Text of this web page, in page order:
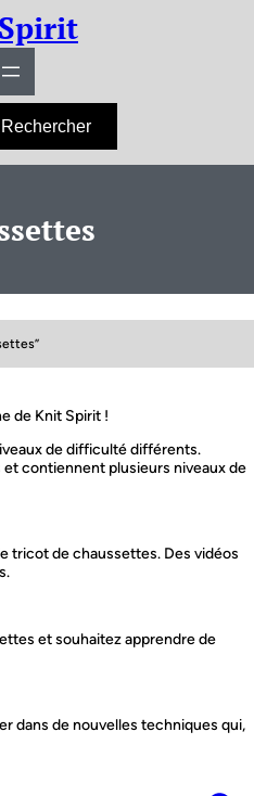
Rechercher
de Knit Spirit !
de difficulté différents.
contiennent plusieurs niveaux de
tricot de chaussettes. Des vidéos
et souhaitez apprendre de
dans de nouvelles techniques qui,